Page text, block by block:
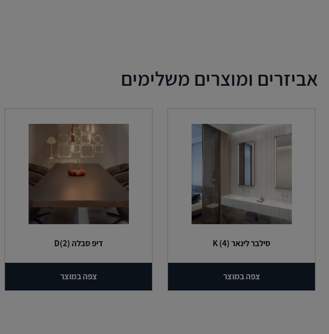
אביזרים ומוצרים משלימים
סילבר לינאר (4) K
צפה במוצר
דיפ סבלה (2)D
צפה במוצר